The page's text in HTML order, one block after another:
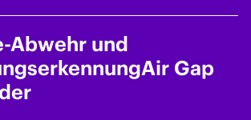
Abwehr und
Air Gap